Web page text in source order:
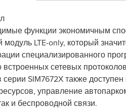
функции экономичным
LTE-only, который
специализированного
сетевых
SIM7672X также
управление
и беспроводной связи.